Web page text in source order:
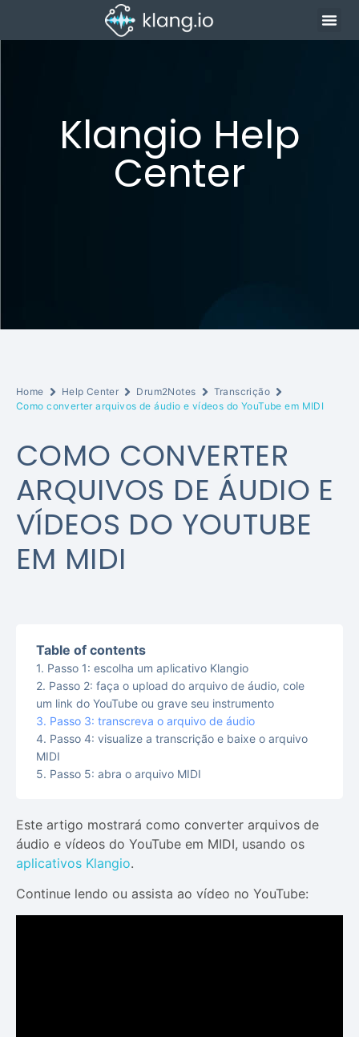
Klangio Help
Center
Home Help Center Drum2Notes
Transcrição
Como converter arquivos de áudio e vídeos do YouTube em MIDI
COMO CONVERTER
ARQUIVOS DE ÁUDIO E
VÍDEOS DO YOUTUBE
EM MIDI
Table of contents
Passo 1: escolha um aplicativo Klangio
Passo 2: faça o upload do arquivo de áudio, cole
um link do YouTube ou grave seu instrumento
Passo 3: transcreva o arquivo de áudio
Passo 4: visualize a transcrição e baixe o arquivo
MIDI
Passo 5: abra o arquivo MIDI
Este artigo mostrará como converter arquivos de
áudio e vídeos do YouTube em MIDI, usando os
aplicativos Klangio.
Continue lendo ou assista ao vídeo no YouTube: